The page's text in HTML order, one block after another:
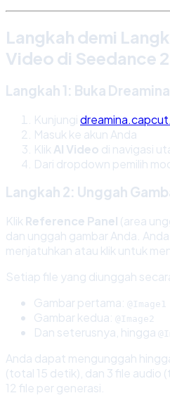
Langkah demi
Video di Seedance
Langkah 1: Buka
Kunjungi
Masuk ke akun Anda
Klik AI Video di navigasi
Dari dropdown pemilih
Langkah 2: Unggah
Klik Reference Panel (area
dan unggah gambar Anda.
menjatuhkan atau klik untuk
Setiap file yang diunggah
Gambar pertama: @Image1
Gambar kedua: @Image2
Dan seterusnya, hingga
Anda dapat mengunggah
(total 15 detik), dan 3 file audio
12 file per generasi.